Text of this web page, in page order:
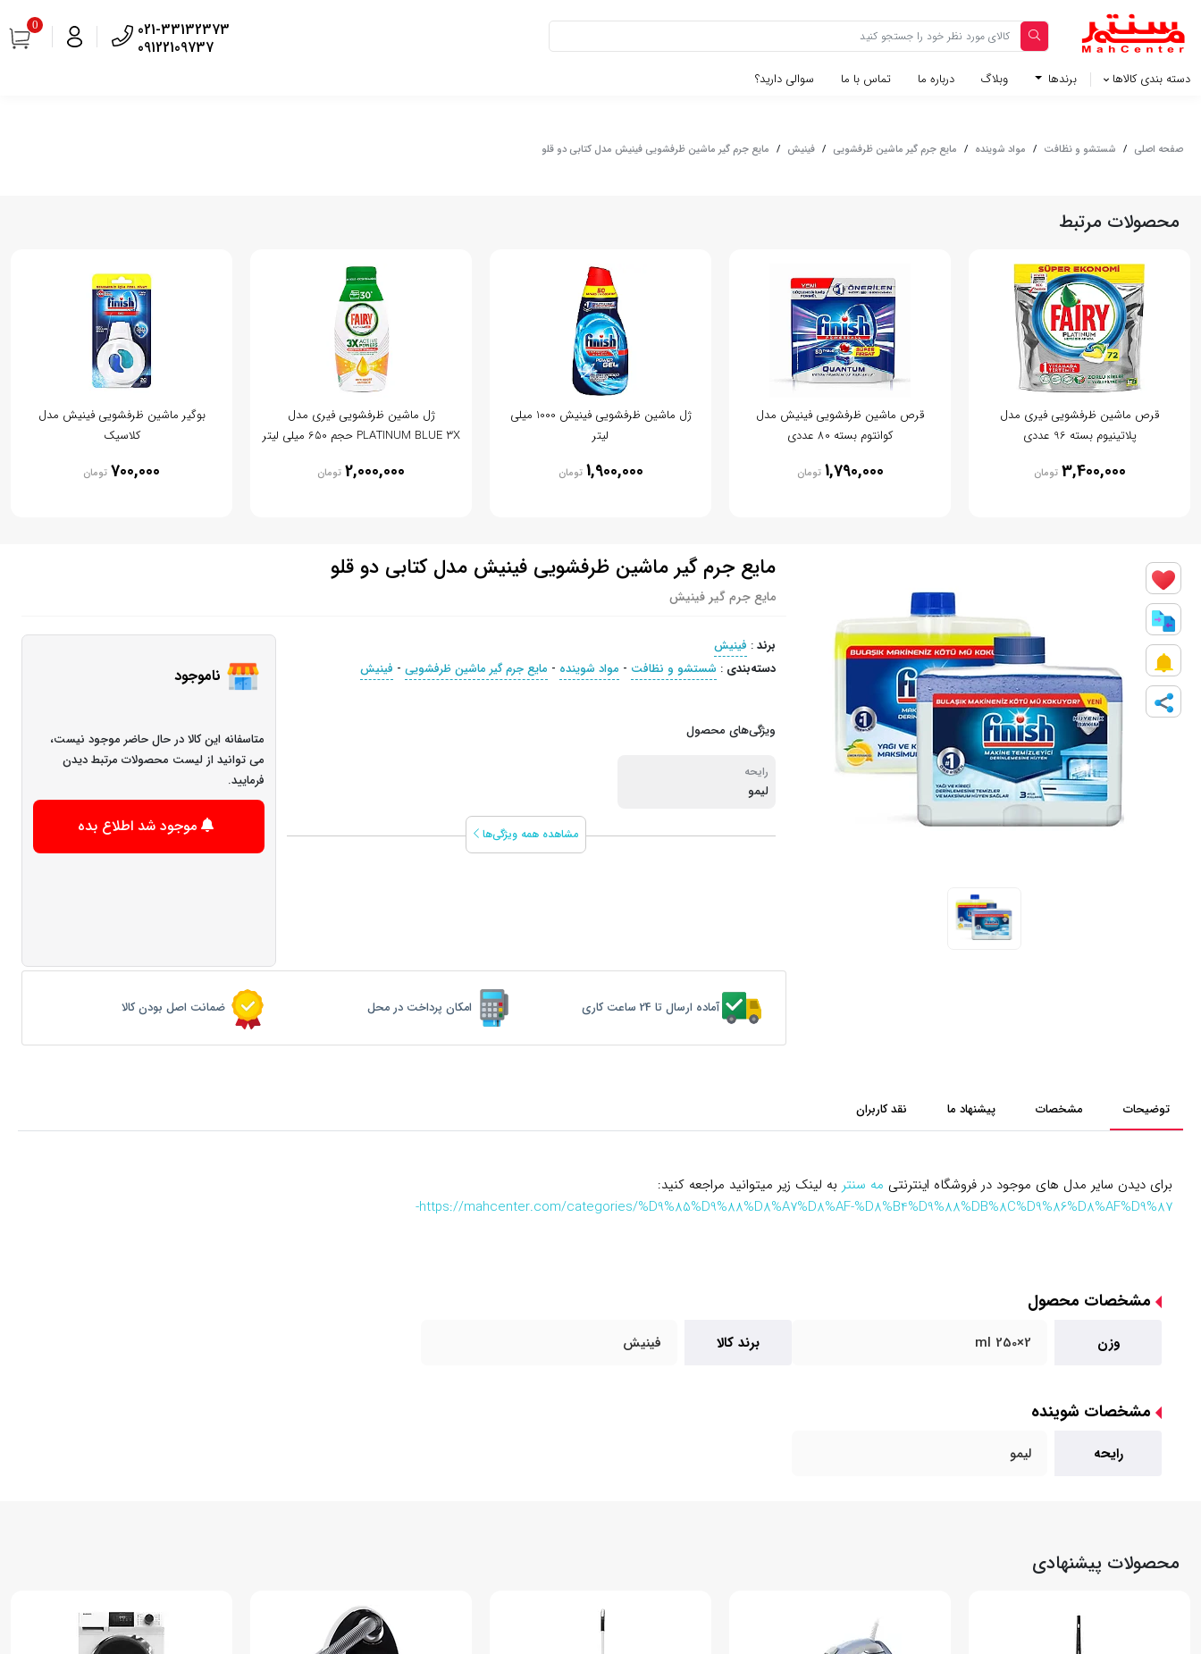
021-33132373
09122109737
0
دسته بندی کالاها برندها وبلاگ‌ درباره ما تماس با ما سوالی دارید؟
صفحه اصلی / شستشو و نظافت / مواد شوینده / مایع جرم گیر ماشین ظرفشویی / فینیش / مایع جرم گیر ماشین ظرفشویی فینیش مدل کتابی دو قلو
محصولات مرتبط
قرص ماشین ظرفشویی فیری مدل
پلاتینیوم بسته 96 عددی
3,400,000 تومان
قرص ماشین ظرفشویی فینیش مدل
کوانتوم بسته 80 عددی
1,790,000 تومان
ژل ماشین ظرفشویی فینیش 1000 میلی
لیتر
1,900,000 تومان
ژل ماشین ظرفشویی فیری مدل
PLATINUM BLUE 3X حجم 650 میلی لیتر
2,000,000 تومان
بوگیر ماشین ظرفشویی فینیش مدل
کلاسیک
700,000 تومان
مایع جرم گیر ماشین ظرفشویی فینیش مدل کتابی دو قلو
مایع جرم گیر فینیش
برند: فینیش
دسته‌بندی : شستشو و نظافت - مواد شوینده - مایع جرم گیر ماشین ظرفشویی - فینیش
ویژگی‌های محصول
رایحه
لیمو
مشاهده همه ویژگی‌ها
ناموجود
متاسفانه این کالا در حال حاضر موجود نیست،
می توانید از لیست محصولات مرتبط دیدن
فرمایید.
موجود شد اطلاع بده
آماده ارسال تا 24 ساعت کاری امکان پرداخت در محل ضمانت اصل بودن کالا
توضیحات مشخصات پیشنهاد ما نقد کاربران
برای دیدن سایر مدل های موجود در فروشگاه اینترنتی مه سنتر به لینک زیر میتوانید مراجعه کنید:
https://mahcenter.com/categories/%D9%85%D9%88%D8%A7%D8%AF-%D8%B4%D9%88%DB%8C%D9%86%D8%AF%D9%87-
مشخصات محصول
وزن 2×250 ml برند کالا فینیش
مشخصات شوینده
رایحه لیمو
محصولات پیشنهادی